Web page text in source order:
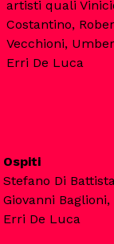
artisti quali
Costantino,
Vecchioni,
Ospiti
Stefano Di
Giovanni Baglioni,
Erri De Luca